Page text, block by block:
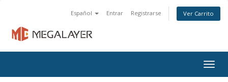
Español Entrar Registrarse Ver Carrito